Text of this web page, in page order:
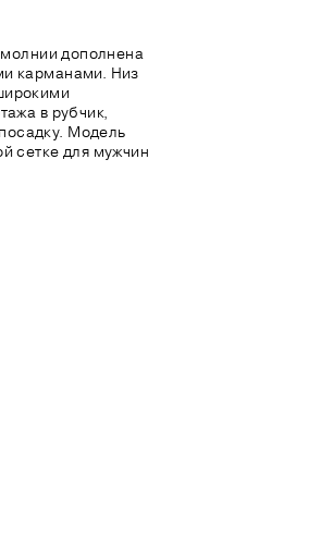
молнии дополнена
карманами. Низ
в рубчик,
Модель
сетке для мужчин